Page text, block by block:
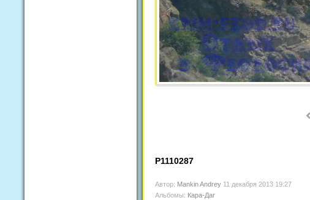
P1110287
Автор: Mankin Andrey 11 декабря 2013 19:27
Альбомы: Кара-Даг